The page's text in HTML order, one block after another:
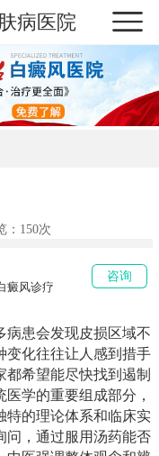
病医院
： 150次
癜风诊疗
咨询
病患会发现皮损区域不
变化往往让人感到措手
希望能尽快找到遏制
学的重要组成部分，
特的理论体系和临床实
问，通过服用汤药能否